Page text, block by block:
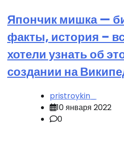
Япончик мишка —
факты, история –
хотели узнать об
создании на
pristroykin_
10 января 2022
0